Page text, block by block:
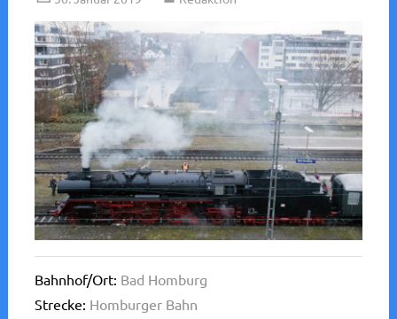
Bahnhof/Ort: Bad Homburg
Strecke: Homburger Bahn